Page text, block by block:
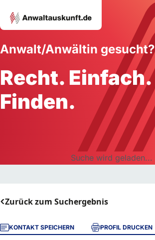
Anwalt/Anwältin gesucht?
Recht. Einfach.
Finden.
Suche wird geladen...
Zurück zum Suchergebnis
KONTAKT SPEICHERN PROFIL DRUCKEN